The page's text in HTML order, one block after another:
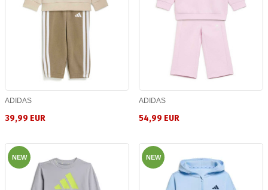
ADIDAS
39,99 EUR
ADIDAS
54,99 EUR
NEW NEW